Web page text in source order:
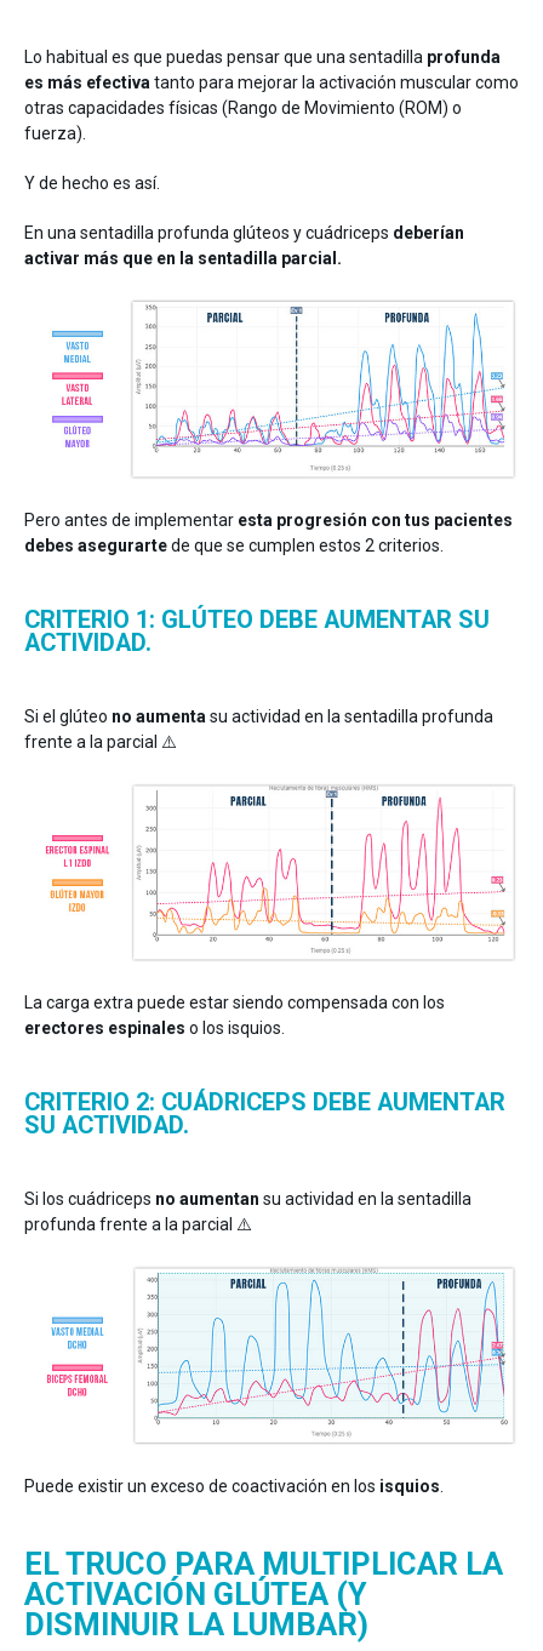
Lo habitual es que puedas pensar que una sentadilla profunda
es más efectiva tanto para mejorar la activación muscular como
otras capacidades físicas (Rango de Movimiento (ROM) o
fuerza).
Y de hecho es así.
En una sentadilla profunda glúteos y cuádriceps deberían
activar más que en la sentadilla parcial.
Pero antes de implementar esta progresión con tus pacientes
debes asegurartede que se cumplen estos 2 criterios.
CRITERIO 1: GLÚTEO DEBE AUMENTAR SU
ACTIVIDAD.
Si el glúteo no aumenta su actividad en la sentadilla profunda
frente a la parcial ⚠️
La carga extra puede estar siendo compensada con los
erectores espinales o los isquios.
CRITERIO 2: CUÁDRICEPS DEBE AUMENTAR
SU ACTIVIDAD.
Si los cuádriceps no aumentan su actividad en la sentadilla
profunda frente a la parcial ⚠️
Puede existir un exceso de coactivación en los isquios
EL TRUCO PARA MULTIPLICAR LA
ACTIVACIÓN GLÚTEA (Y
DISMINUIR LA LUMBAR)